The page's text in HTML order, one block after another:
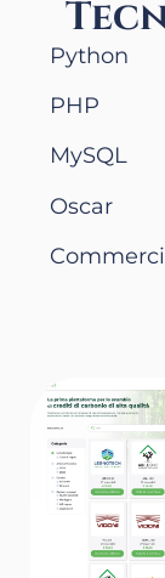
Python
PHP
MySQL
Oscar